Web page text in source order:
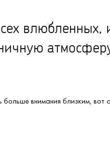
влюбленных,
больше внимания близким, вот